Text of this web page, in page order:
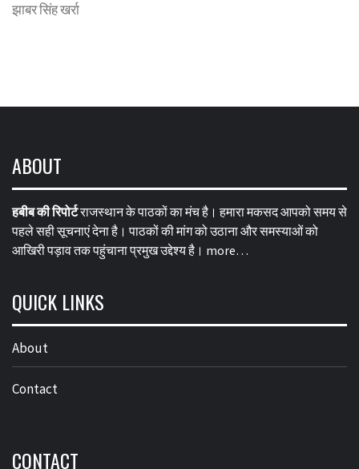
झाबर सिंह खर्रा
ABOUT
हबीब की रिपोर्टराजस्थान के पाठकों का मंच है। हमारा मकसद आपको समय से
पहले सही सूचनाएं देना है। पाठकों की मांग को उठाना और समस्याओं को
आखिरी पड़ाव तक पहुंचाना प्रमुख उद्देश्य है। more…
QUICK LINKS
About
Contact
CONTACT